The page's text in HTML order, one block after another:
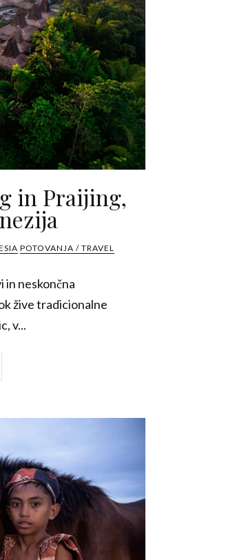
in Praijing,
POTOVANJA / TRAVEL
in neskončna
žive tradicionalne
v...